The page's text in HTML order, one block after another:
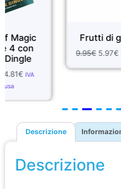
Frutti di gomma
€ IVA inclusa
Descrizione
Descrizione